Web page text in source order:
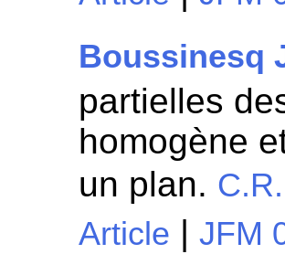
Boussinesq
partielles
homogène
un plan. C.R.
Article |JFM